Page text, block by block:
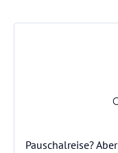
Pauschalreise?